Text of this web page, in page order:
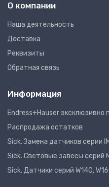
О компании
Наша деятельность
Доставка
Реквизиты
Обратная связь
Информация
Endress+Hauser эксклюзивно
Распродажа остатков
Sick. Замена датчиков серии
Sick. Световые завесы серий
Sick. Датчики серий W140,